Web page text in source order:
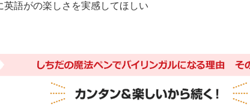
英語がの楽しさを実感してほしい